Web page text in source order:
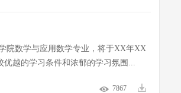
院数学与应用数学专业，将于XX年XX
优越的学习条件和浓郁的学习氛围...
7867